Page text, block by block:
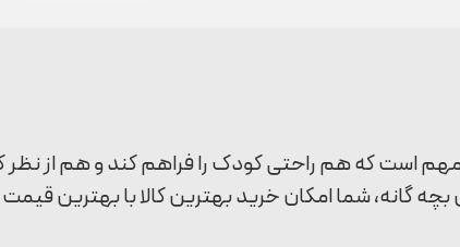
مهم است که هم راحتی کودک را فراهم کند و هم از
بچه گانه، شما امکان خرید بهترین کالا با بهترین